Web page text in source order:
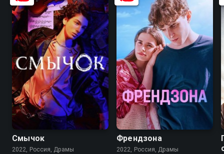
7.7 8.2
Смычок
2022, Россия, Драмы
6.9 7.8
Френдзона
2022, Россия, Драмы